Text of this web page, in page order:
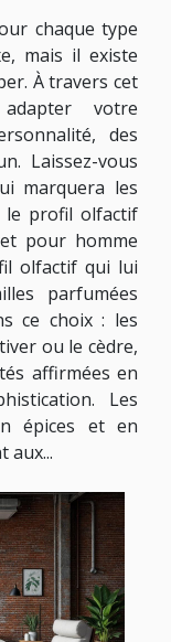
chaque type
mais il existe
À travers cet
votre
des
Laissez-vous
marquera les
le profil olfactif
pour homme
olfactif qui lui
parfumées
ce choix : les
ou le cèdre,
affirmées en
Les
épices et en
aux...